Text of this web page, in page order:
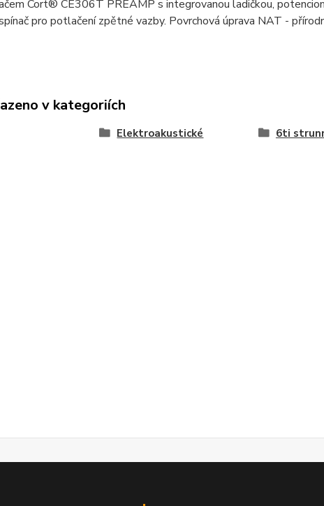
Cort® CE306T PREAMP s integrovanou ladičkou,
pro potlačení zpětné vazby. Povrchová úprava NAT -
v kategoriích
Elektroakustické 6ti